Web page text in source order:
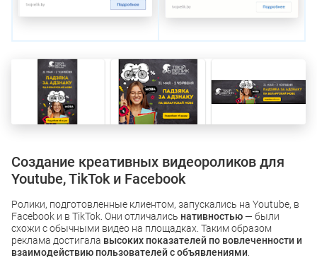
Создание креативных видеороликов для
Youtube, TikTok и Facebook
Ролики, подготовленные клиентом, запускались на Youtube, в
Facebook и в TikTok. Они отличались нативностью— были
схожи с обычными видео на площадках. Таким образом
реклама достигала высоких показателей по вовлеченности и
взаимодействию пользователей с объявлениями.